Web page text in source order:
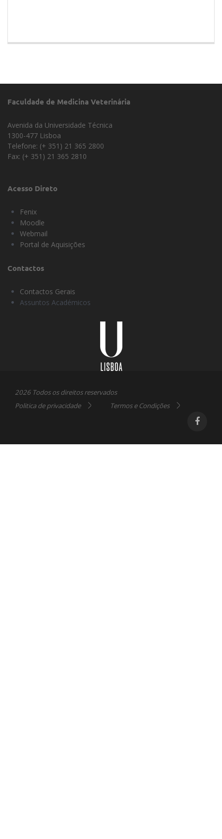
Faculdade de Medicina Veterinária
Avenida da Universidade Técnica
1300-477 Lisboa
Telefone: (+ 351) 21 365 2800
Fax: (+ 351) 21 365 2810
Acesso Direto
Fenix
Moodle
Webmail
Portal de Aquisições
Contactos
Contactos Gerais
Assuntos Académicos
2026 Todos os direitos reservados
Politica de privacidade
Termos e Condições